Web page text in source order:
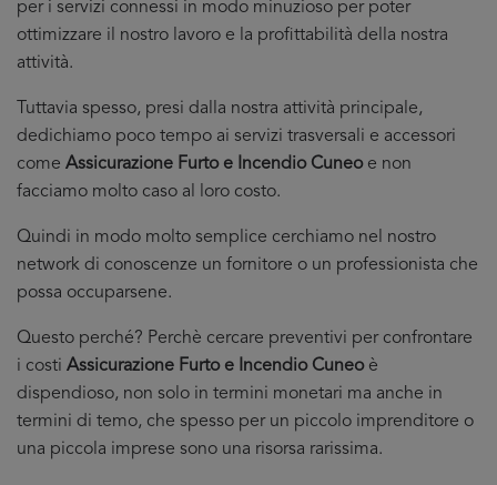
per i servizi connessi in modo minuzioso per poter
ottimizzare il nostro lavoro e la profittabilità della nostra
attività.
Tuttavia spesso, presi dalla nostra attività principale,
dedichiamo poco tempo ai servizi trasversali e accessori
come Assicurazione Furto e Incendio Cuneoe non
facciamo molto caso al loro costo.
Quindi in modo molto semplice cerchiamo nel nostro
network di conoscenze un fornitore o un professionista che
possa occuparsene.
Questo perché? Perchè cercare preventivi per confrontare
i costi Assicurazione Furto e Incendio Cuneoè
dispendioso, non solo in termini monetari ma anche in
termini di temo, che spesso per un piccolo imprenditore o
una piccola imprese sono una risorsa rarissima.